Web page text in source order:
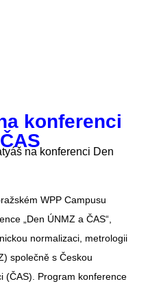
konferenci
na konferenci Den
WPP Campusu
„Den ÚNMZ a ČAS“,
normalizaci, metrologii
společně s Českou
(ČAS). Program konference